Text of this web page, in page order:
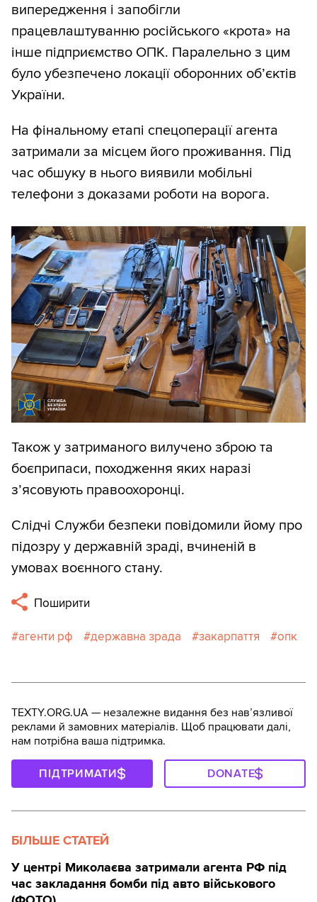
випередження і запобігли
працевлаштуванню російського «крота» на
інше підприємство ОПК. Паралельно з цим
було убезпечено локації оборонних об’єктів
України.
На фінальному етапі спецоперації агента
затримали за місцем його проживання. Під
час обшуку в нього виявили мобільні
телефони з доказами роботи на ворога.
Також у затриманого вилучено зброю та
боєприпаси, походження яких наразі
з’ясовують правоохоронці.
Слідчі Служби безпеки повідомили йому про
підозру у державній зраді, вчиненій в
умовах воєнного стану.
Поширити
агенти рф державна зрада закарпаття опк
TEXTY.ORG.UA — незалежне видання без навʼязливої
реклами й замовних матеріалів. Щоб працювати далі,
нам потрібна ваша підтримка.
ПІДТРИМАТИ DONATE
БІЛЬШЕ СТАТЕЙ
У центрі Миколаєва затримали агента РФ під
час закладання бомби під авто військового